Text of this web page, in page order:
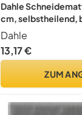
Dahle
cm, selbstheilend,
nutzbar, mit Raster)
Dahle
13,17 €
ZUM